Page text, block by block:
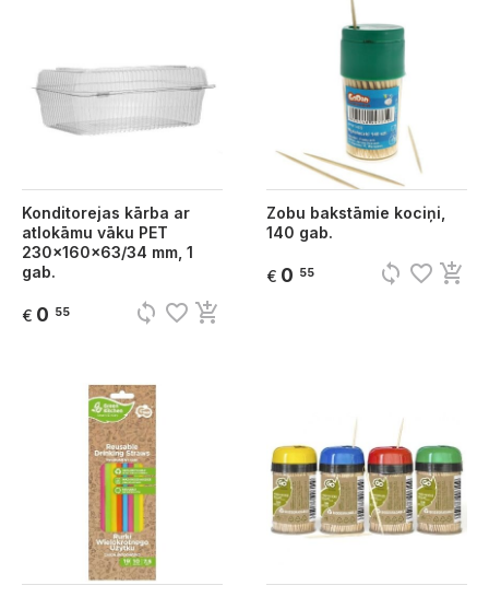
Konditorejas kārba ar
atlokāmu vāku PET
230x160x63/34 mm, 1
gab.
€ 0 55 sync favorite_border add_shopping_cart
Zobu bakstāmie kociņi,
140 gab.
€ 0 55 sync favorite_border add_shopping_cart